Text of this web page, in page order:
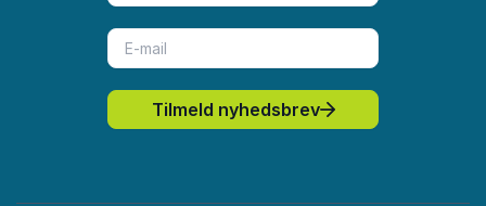
Tilmeld nyhedsbrev